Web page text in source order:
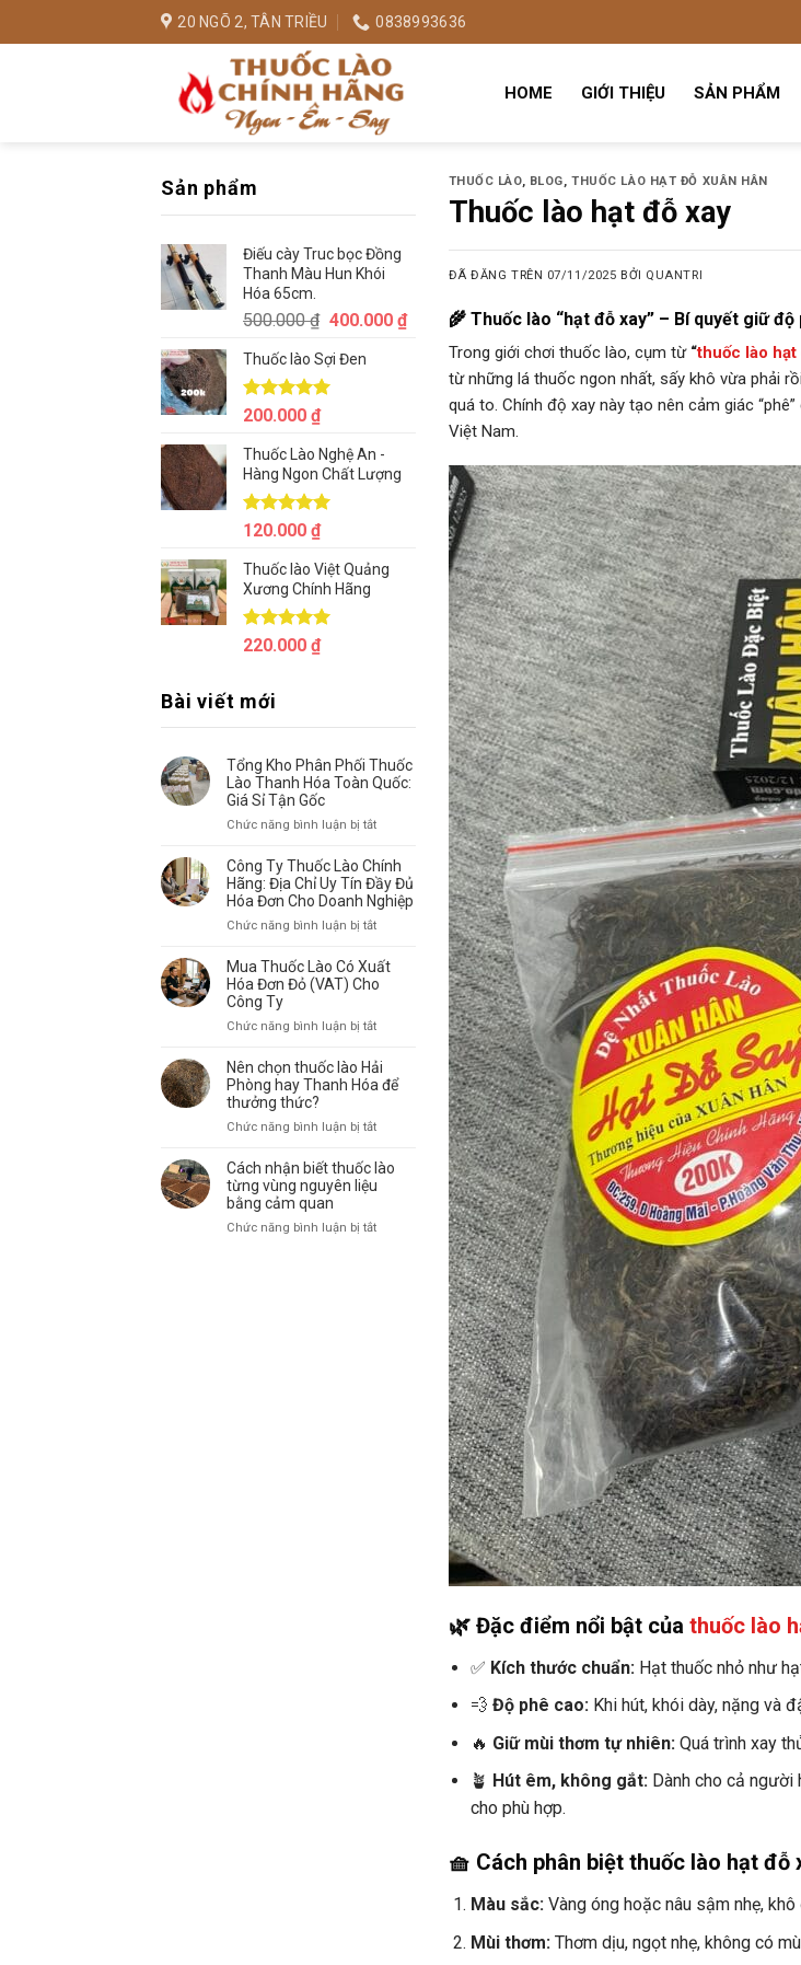
đến
20 NGÕ 2, TÂN TRIỀU 0838993636
HOME GIỚI THIỆU SẢN PHẨM
Sản phẩm
Điếu cày Truc bọc Đồng
Thanh Màu Hun Khói
Hóa 65cm.
500.000₫ Giá
là:
500.000 ₫.
400.000 ₫Giá
400.000 ₫.
Thuốc lào Sợi Đen
Được xếp
5.00
5 sao
200.000 ₫
Thuốc Lào Nghệ An -
Hàng Ngon Chất Lượng
Được xếp
5.00
5 sao
120.000 ₫
Thuốc lào Việt Quảng
Xương Chính Hãng
Được xếp
5.00
220.000 ₫
Bài viết mới
Tổng Kho Phân Phối Thuốc
Lào Thanh Hóa Toàn Quốc:
Giá Sỉ Tận Gốc
Chức năng bình luận bị tắtở
Kho
Phân
Phối
Hóa
Toàn
Giá
Tận
Gốc
Công Ty Thuốc Lào Chính
Hãng: Địa Chỉ Uy Tín Đầy Đủ
Hóa Đơn Cho Doanh Nghiệp
Chức năng bình luận bị tắtở
Ty
Thuốc
Chỉ
Uy
Đầy
Hóa
Đơn
Doanh
Mua Thuốc Lào Có Xuất
Hóa Đơn Đỏ (VAT) Cho
Công Ty
Chức năng bình luận bị tắtở
Thuốc
Lào
Đỏ
(VAT)
Công
Nên chọn thuốc lào Hải
Phòng hay Thanh Hóa để
thưởng thức?
Chức năng bình luận bị tắtở
chọn
thuốc
Cách nhận biết thuốc lào
từng vùng nguyên liệu
bằng cảm quan
Chức năng bình luận bị tắtở
THUỐC LÀO, BLOG,THUỐC LÀO HẠT ĐỖ XUÂN HÂN
Thuốc lào hạt đỗ xay
ĐÃ ĐĂNG TRÊN 07/11/2025 BỞI QUANTRI
🌾 Thuốc lào “hạt đỗ xay” – Bí quyết giữ
Trong giới chơi thuốc lào, cụm từ “thuốc lào hạt
từ những lá thuốc ngon nhất, sấy khô vừa phải
quá to. Chính độ xay này tạo nên cảm giác
Việt Nam.
🌿 Đặc điểm nổi bật của thuốc lào
✅ Kích thước chuẩn: Hạt thuốc nhỏ như
💨Độ phê cao: Khi hút, khói dày, nặng và
🔥 Giữ mùi thơm tự nhiên: Quá trình xay
🪴 Hút êm, không gắt: Dành cho cả
cho phù hợp.
🧺 Cách phân biệt thuốc lào hạt đỗ
Màu sắc: Vàng óng hoặc nâu sậm nhẹ,
Mùi thơm: Thơm dịu, ngọt nhẹ, không có